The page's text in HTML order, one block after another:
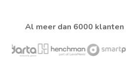
Al meer dan 6000